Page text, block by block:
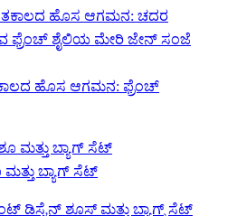
ಹೊಸ ಆಗಮನ: ಫ್ರೆಂಚ್
ಬ್ಯಾಗ್ ಸೆಟ್